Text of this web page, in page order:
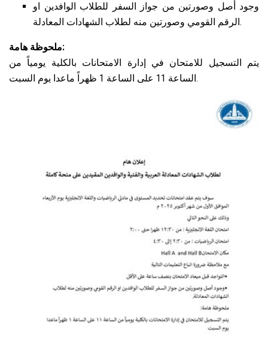
وجود أصل وصورتين من جواز السفر للطلاب الوافدين او
الرقم القومي وصورتين منه لطلاب الشهادات المعادلة.
ملحوظة هامة:
يتم التسجيل للامتحان في إدارة الامتحانات بالكلية يومياً من
الساعة 11 على الساعة 1 ظهراً ماعدا يوم السبت.